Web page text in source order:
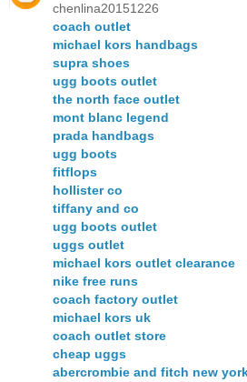
chenlina20151226
coach outlet
michael kors handbags
supra shoes
ugg boots outlet
the north face outlet
mont blanc legend
prada handbags
ugg boots
fitflops
hollister co
tiffany and co
ugg boots outlet
uggs outlet
michael kors outlet clearance
nike free runs
coach factory outlet
michael kors uk
coach outlet store
cheap uggs
abercrombie and fitch new